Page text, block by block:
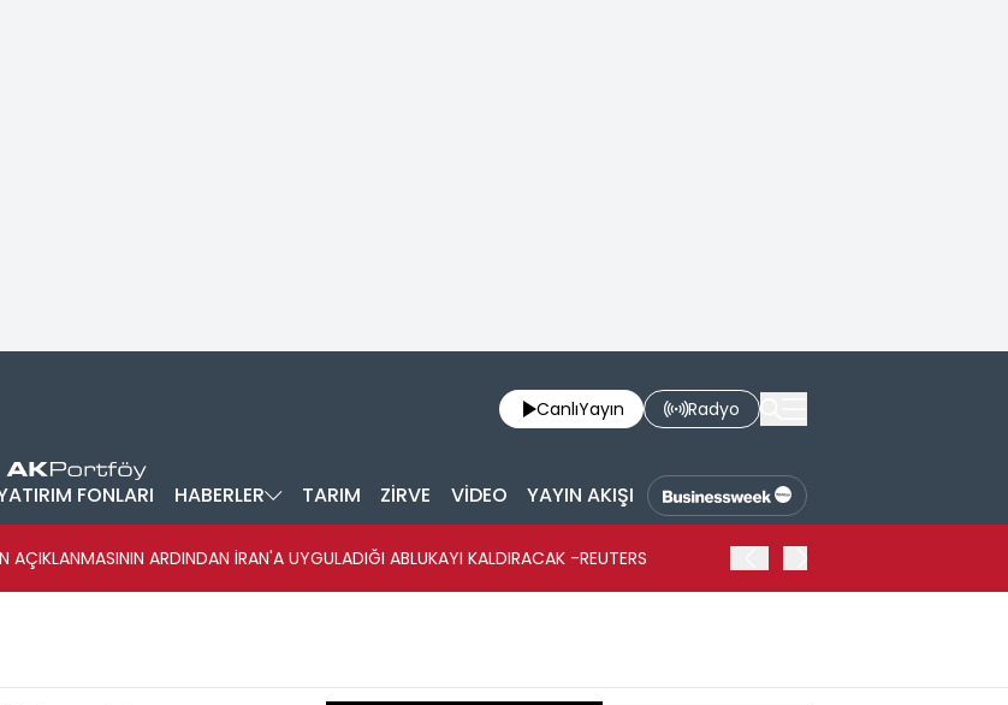
CanlıYayın Radyo
FONLARI HABERLER TARIM ZİRVE VİDEO YAYIN AKIŞI
ARDINDAN İRAN'A UYGULADIĞI ABLUKAYI KALDIRACAK -REUTERS